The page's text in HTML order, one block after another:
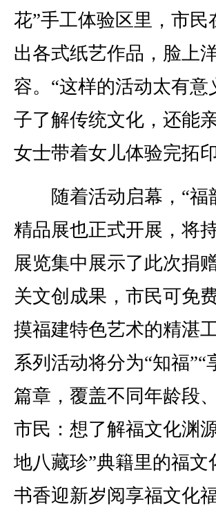
花”手工体验区里，市
出各式纸艺作品，脸上
容。“这样的活动太有
子了解传统文化，还能
女士带着女儿体验完拓
随着活动启幕，“福
精品展也正式开展，将
展览集中展示了此次捐
关文创成果，市民可免
摸福建特色艺术的精湛
系列活动将分为“知福”“
篇章，覆盖不同年龄段
市民：想了解福文化渊
地八藏珍”典籍里的福
书香迎新岁阅享福文化